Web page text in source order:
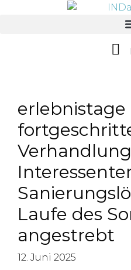
Laufe des
angestrebt
12. Juni 2025